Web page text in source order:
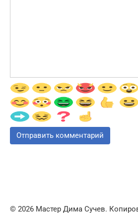
© 2026 Мастер Дима Сучев.